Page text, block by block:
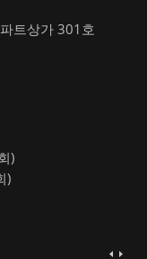
트상가 301호
)
)